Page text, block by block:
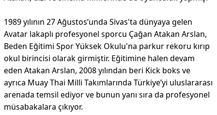
1989 yılının 27 Ağustos’unda Sivas'ta dünyaya gelen
Avatar lakaplı profesyonel sporcu Çağan Atakan Arslan,
Beden Eğitimi Spor Yüksek Okulu'na parkur rekoru kırıp
okul birincisi olarak girmiştir. Eğitimine halen devam
eden Atakan Arslan, 2008 yılından beri Kick boks ve
ayrıca Muay Thai Milli Takımlarında Türkiye’yi uluslararası
arenada temsil ediyor ve bunun yanı sıra da profesyonel
müsabakalara çıkıyor.